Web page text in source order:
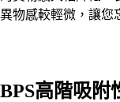
異物感較輕微，讓您
BPS高階吸附